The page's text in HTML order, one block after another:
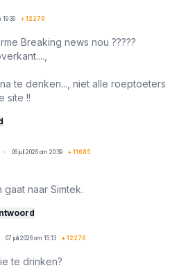
19:39 + 12270
Breaking news nou ?????
te denken..., niet alle roeptoeters
site !!
06 juli 2026 om 20:39 + 11685
gaat naar Simtek.
07 juli 2026 om 15:13 + 12270
te drinken?